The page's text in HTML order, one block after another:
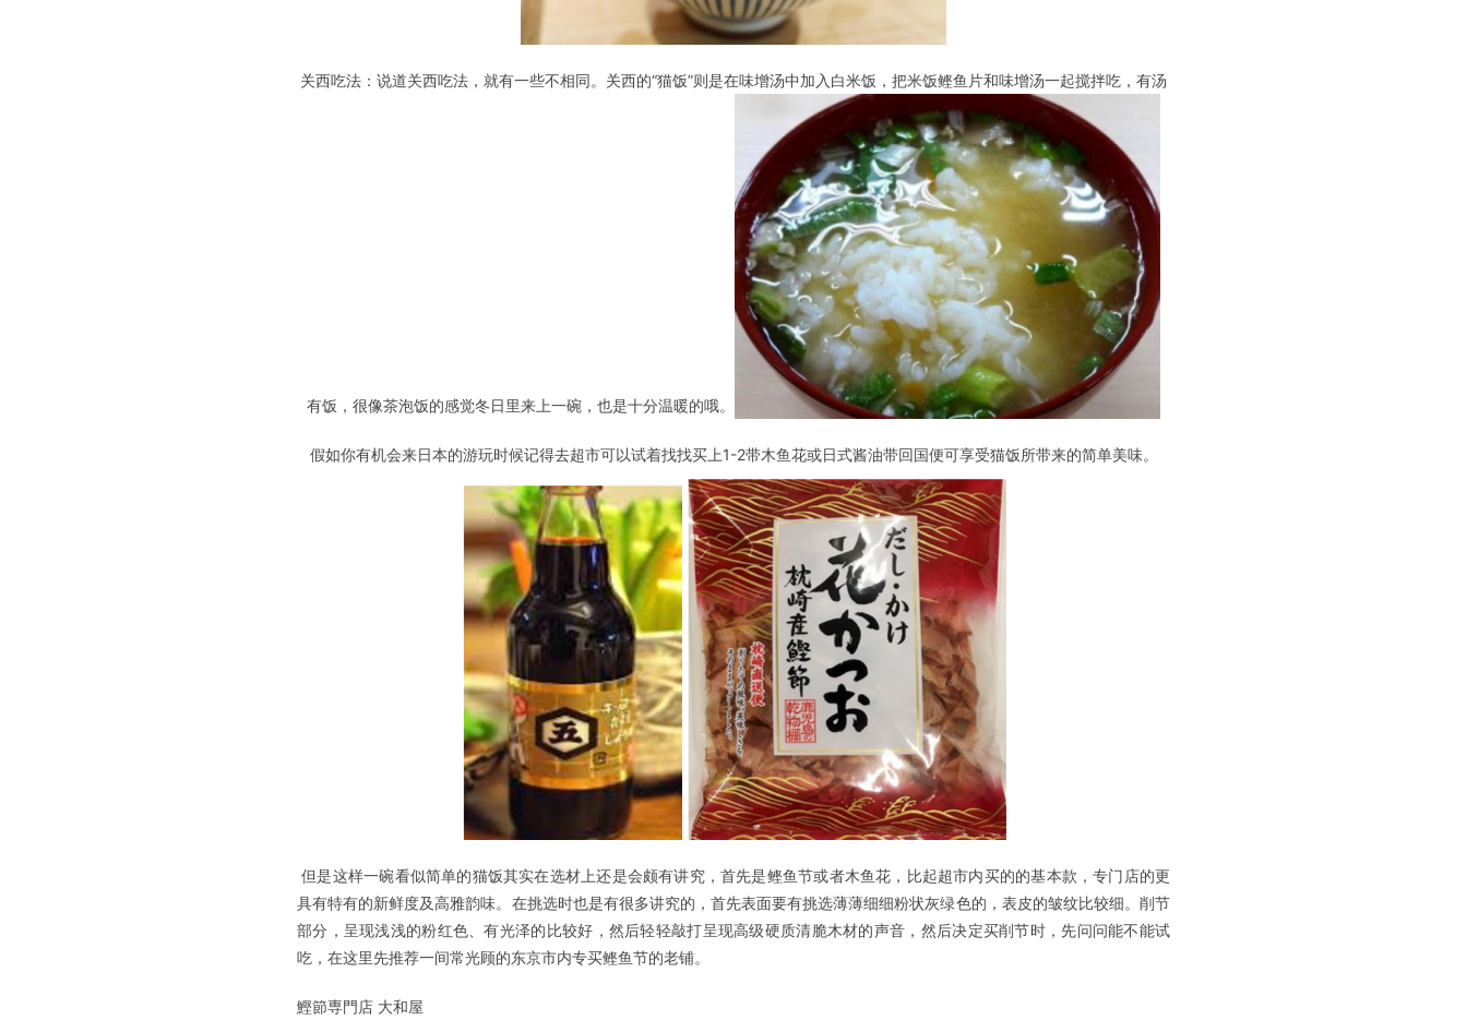
关西吃法：说道关西吃法，就有一些不相同。关西的“猫饭”则是在味增汤中加入白米饭，把米饭鲣鱼片和味增汤一起搅拌吃，有汤
有饭，很像茶泡饭的感觉冬日里来上一碗，也是十分温暖的哦。
假如你有机会来日本的游玩时候记得去超市可以试着找找买上1-2带木鱼花或日式酱油带回国便可享受猫饭所带来的简单美味。
但是这样一碗看似简单的猫饭其实在选材上还是会颇有讲究，首先是鲣鱼节或者木鱼花，比起超市内买的的基本款，专门店的更
具有特有的新鲜度及高雅韵味。在挑选时也是有很多讲究的，首先表面要有挑选薄薄细细粉状灰绿色的，表皮的皱纹比较细。削节
部分，呈现浅浅的粉红色、有光泽的比较好，然后轻轻敲打呈现高级硬质清脆木材的声音，然后决定买削节时，先问问能不能试
吃，在这里先推荐一间常光顾的东京市内专买鲣鱼节的老铺。
鰹節専門店 大和屋